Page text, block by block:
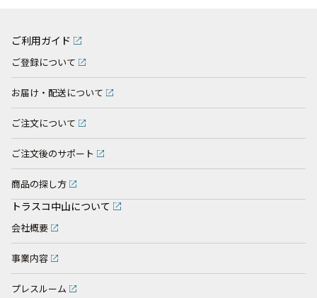
ご利用ガイド
ご登録について
お届け・配送について
ご注文について
ご注文後のサポート
商品の探し方
トラスコ中山について
会社概要
事業内容
プレスルーム